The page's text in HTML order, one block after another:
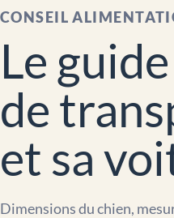
CONSEIL
Le
de
et sa
Dimensions du chien,